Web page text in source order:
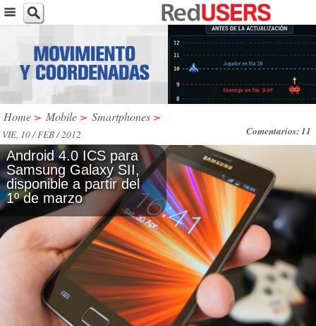
Home > Mobile > Smartphones >
Comentarios: 11
VIE, 10 / FEB / 2012
Android 4.0 ICS para
Samsung Galaxy SII,
disponible a partir del
1º de marzo